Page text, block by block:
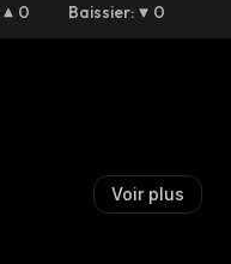
0 Baissier: 0
Voir plus